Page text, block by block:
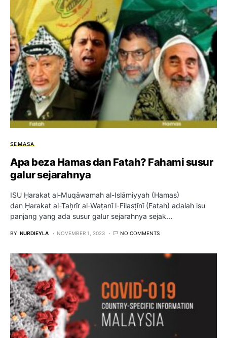
SEMASA
Apa beza Hamas dan Fatah? Fahami susur
galur sejarahnya
ISU Ḥarakat al-Muqāwamah al-Islāmiyyah (Hamas)
dan Ḥarakat al-Taḥrīr al-Waṭanī l-Filasṭīnī (Fatah) adalah isu
panjang yang ada susur galur sejarahnya sejak…
BY NURDIEYLA NOVEMBER 1, 2023 NO COMMENTS